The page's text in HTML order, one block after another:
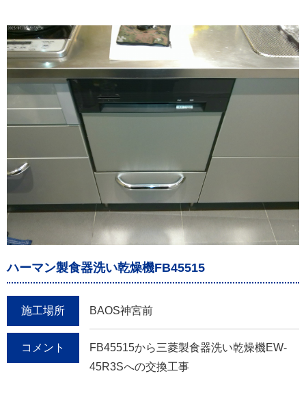
ハーマン製食器洗い乾燥機FB45515
施工場所 BAOS神宮前
コメント
FB45515から三菱製食器洗い乾燥機EW-
45R3Sへの交換工事